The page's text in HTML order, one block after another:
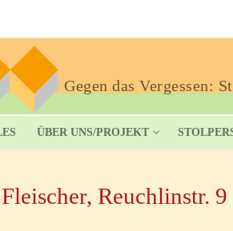
Gegen das Vergessen:
ÜBER UNS/PROJEKT
Reuchlinstr. 9